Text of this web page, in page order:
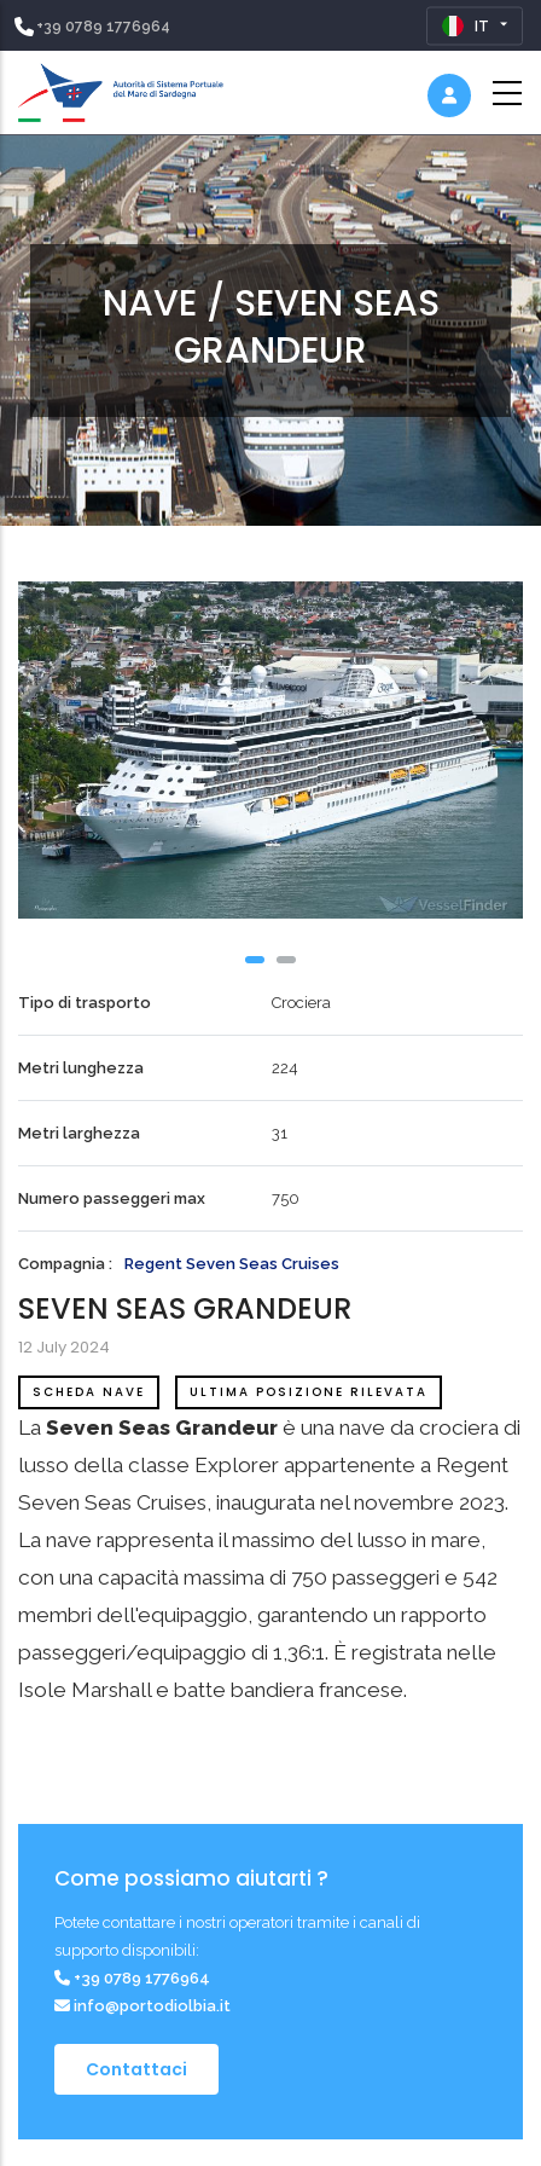
+39 0789 1776964 IT
NAVE / SEVEN SEAS
GRANDEUR
Tipo di trasporto Crociera
Metri lunghezza 224
Metri larghezza 31
Numero passeggeri max 750
Compagnia Regent Seven Seas Cruises
SEVEN SEAS GRANDEUR
12 July 2024
SCHEDA NAVE ULTIMA POSIZIONE RILEVATA
La Seven Seas Grandeur è una nave da crociera di
lusso della classe Explorer appartenente a Regent
Seven Seas Cruises, inaugurata nel novembre 2023.
La nave rappresenta il massimo del lusso in mare,
con una capacità massima di 750 passeggeri e 542
membri dell'equipaggio, garantendo un rapporto
passeggeri/equipaggio di 1,36:1. È registrata nelle
Isole Marshall e batte bandiera francese.
Come possiamo aiutarti ?
Potete contattare i nostri operatori tramite i canali di
supporto disponibili:
+39 0789 1776964
info@portodiolbia.it
Contattaci